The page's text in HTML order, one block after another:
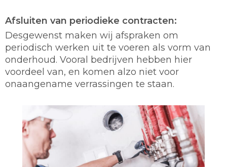
Afsluiten van periodieke contracten:
Desgewenst maken wij afspraken om
periodisch werken uit te voeren als vorm van
onderhoud. Vooral bedrijven hebben hier
voordeel van, en komen alzo niet voor
onaangename verrassingen te staan.